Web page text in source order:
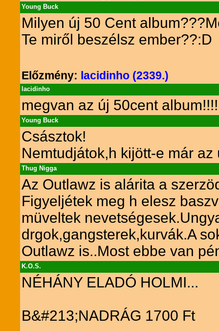
Young Buck
Milyen új 50 Cent
Te miről beszélsz ember??:D
Előzmény: lacidinho (2339.)
lacidinho
megvan az új 50cent
Young Buck
Császtok!
Nemtudjátok,h kijött-e már
Thug Nigga
Az Outlawz is alárita a
Figyeljétek meg h elesz
müveltek
drgok,gangsterek,kurvák.A
Outlawz is..Most ebbe van
K.O.S.
NÉHÁNY ELADÓ HOLMI...
B&#213;NADRÁG 1700 Ft